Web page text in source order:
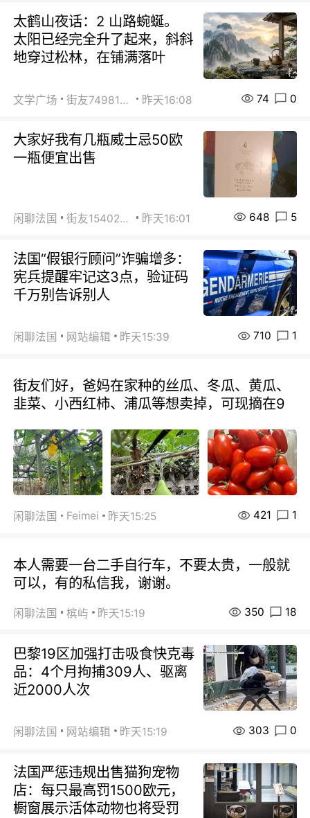
太鹤山夜话：2 山路蜿蜒。
太阳已经完全升了起来，斜斜
地穿过松林，在铺满落叶
文学广场 街友74981146 昨天16:08 74 0
大家好我有几瓶威士忌50欧
一瓶便宜出售
闲聊法国 街友15402223 昨天16:01 648 5
法国“假银行顾问”诈骗增多：
宪兵提醒牢记这3点，验证码
千万别告诉别人
闲聊法国 网站编辑 昨天15:39 710 1
街友们好，爸妈在家种的丝瓜、冬瓜、黄瓜、
韭菜、小西红柿、浦瓜等想卖掉，可现摘在9
闲聊法国 Feimei 昨天15:25 421 1
本人需要一台二手自行车，不要太贵，一般就
可以，有的私信我，谢谢。
闲聊法国 槟屿 昨天15:19 350 18
巴黎19区加强打击吸食快克毒
品：4个月拘捕309人、驱离
近2000人次
闲聊法国 网站编辑 昨天15:19 303 0
法国严惩违规出售猫狗宠物
店：每只最高罚1500欧元，
橱窗展示活体动物也将受罚